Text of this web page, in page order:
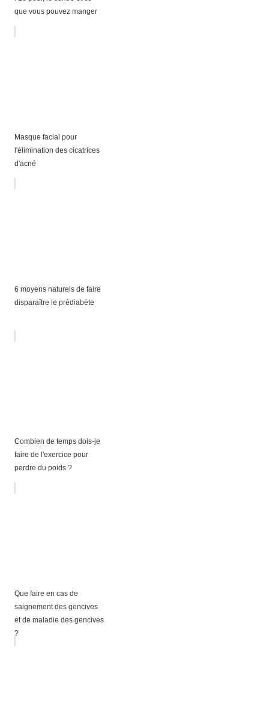
que vous pouvez manger
Masque facial pour
l'élimination des cicatrices
d'acné
6 moyens naturels de faire
disparaître le prédiabète
Combien de temps dois-je
faire de l'exercice pour
perdre du poids ?
Que faire en cas de
saignement des gencives
et de maladie des gencives
?